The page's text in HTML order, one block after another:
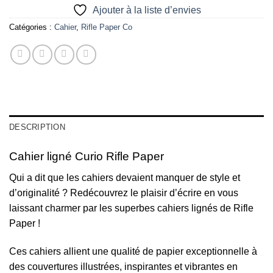
Ajouter à la liste d’envies
Catégories : Cahier, Rifle Paper Co
DESCRIPTION
Cahier ligné Curio Rifle Paper
Qui a dit que les cahiers devaient manquer de style et
d’originalité ? Redécouvrez le plaisir d’écrire en vous
laissant charmer par les superbes cahiers lignés de Rifle
Paper !
Ces cahiers allient une qualité de papier exceptionnelle à
des couvertures illustrées, inspirantes et vibrantes en